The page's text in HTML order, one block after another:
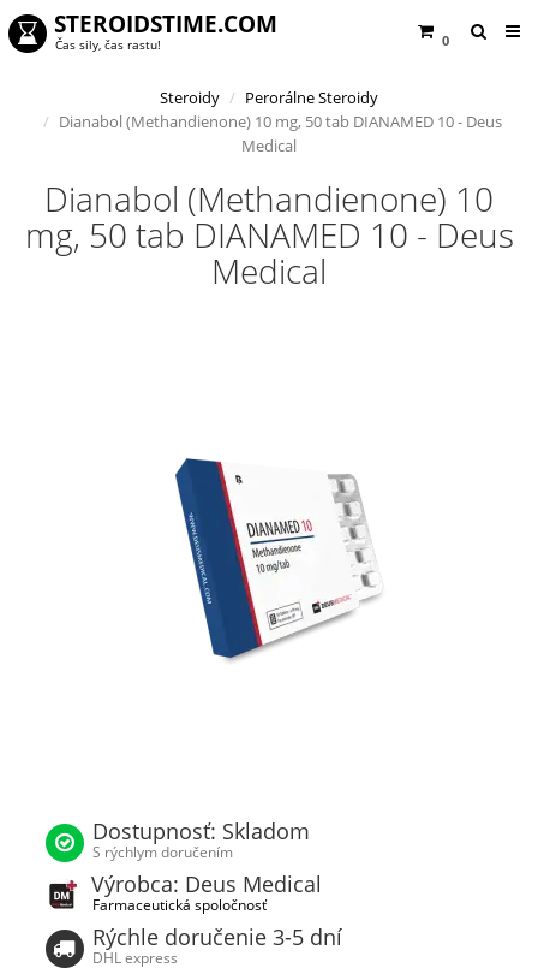
0
STEROIDSTIME.COM
Čas sily, čas rastu!
Steroidy
Perorálne Steroidy
Dianabol (Methandienone) 10 mg, 50 tab DIANAMED 10 - Deus
Medical
Dianabol (Methandienone) 10
mg, 50 tab DIANAMED 10 - Deus
Medical
Dostupnosť: Skladom
S rýchlym doručením
Výrobca: Deus Medical
Farmaceutická spoločnosť
Rýchle doručenie 3-5 dní
DHL express